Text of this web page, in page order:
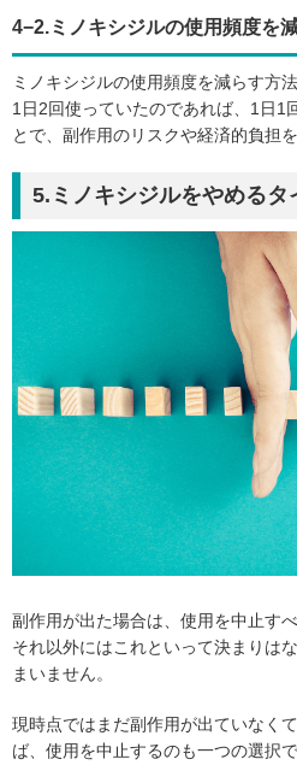
4−2.ミノキシジルの使用頻度を
ミノキシジルの使用頻度を減らす方
1日2回使っていたのであれば、1日1
とで、副作用のリスクや経済的負担
5.ミノキシジルをやめるタ
副作用が出た場合は、使用を中止す
それ以外にはこれといって決まりは
まいません。
現時点ではまだ副作用が出ていなく
ば、使用を中止するのも一つの選択